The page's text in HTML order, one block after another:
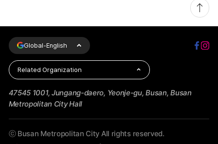
Global-English
Related Organization
47545 1001, Jungang-daero, Yeonje-gu, Busan, Busan
Metropolitan City Hall
ⓒ Busan Metropolitan City All rights reserved.